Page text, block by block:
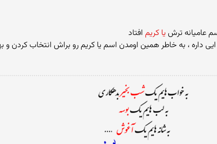
عامیانه ترش یا کریم افتاد
داره ، به خاطر همین اومدن اسم یا کریم رو براش انتخاب کردن و